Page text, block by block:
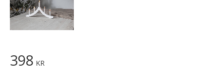
398 KR